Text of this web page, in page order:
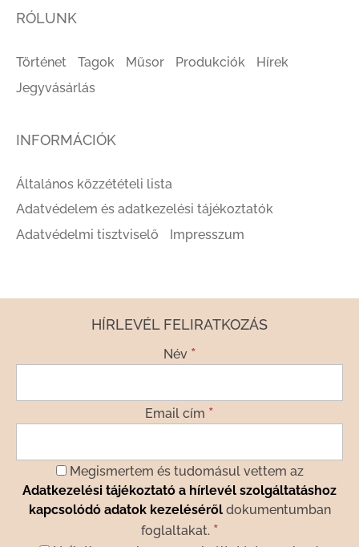
RÓLUNK
Történet Tagok Műsor Produkciók
Hírek
Jegyvásárlás
INFORMÁCIÓK
Általános közzétételi lista
Adatvédelem és adatkezelési tájékoztatók
Adatvédelmi tisztviselő
Impresszum
HÍRLEVÉL FELIRATKOZÁS
Név *
Email cím *
Megismertem és tudomásul vettem az
Adatkezelési tájékoztató a hírlevél szolgáltatáshoz
kapcsolódó adatok kezelésérőldokumentumban
foglaltakat. *